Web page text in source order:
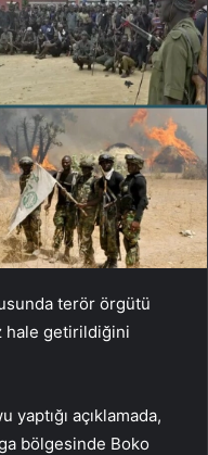
terör örgütü
hale getirildiğini
açıklamada,
bölgesinde Boko